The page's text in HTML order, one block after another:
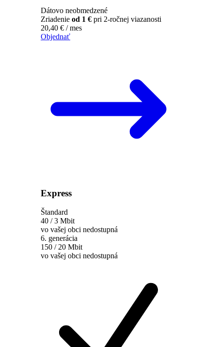
Dátovo neobmedzené
Zriadenie od 1 € pri 2-ročnej viazanosti
20,40 € / mes
Objednať
Express
Štandard
40 / 3 Mbit
vo vašej obci nedostupná
6. generácia
150 / 20 Mbit
vo vašej obci nedostupná